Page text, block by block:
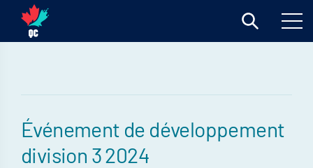
Événement de développement
division 3 2024